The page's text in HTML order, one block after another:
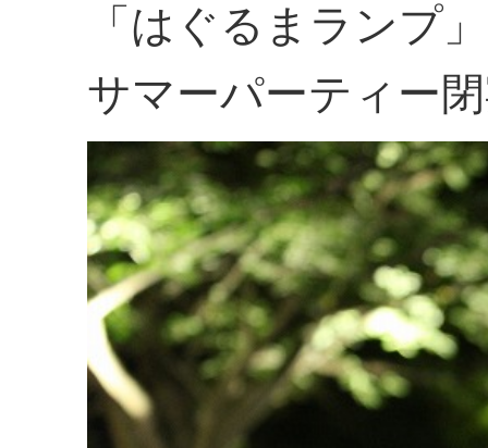
「はぐるまランプ
サマーパーティー